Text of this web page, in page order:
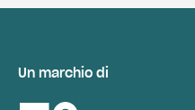
Un marchio di